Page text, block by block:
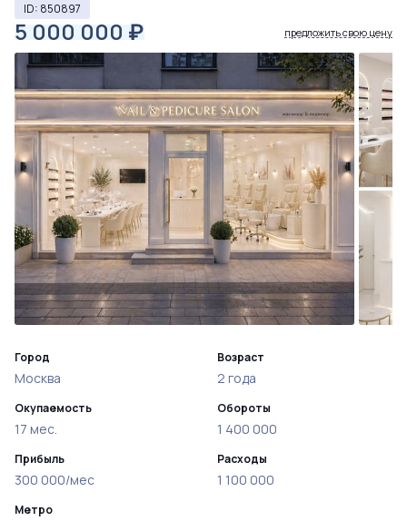
ID: 850897
5 000 000 ₽ предложить свою цену
Город
Москва
Окупаемость
17 мес.
Прибыль
300 000/мес
Возраст
2 года
Обороты
1 400 000
Расходы
1 100 000
Метро